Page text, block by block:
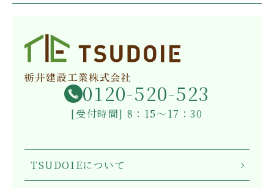
0120-520-523
[受付時間] 8：15～17：30
TSUDOIEについて